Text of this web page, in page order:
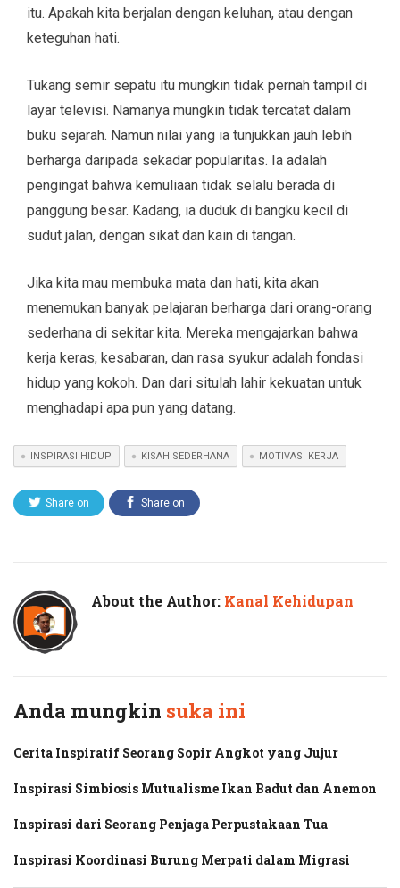
itu. Apakah kita berjalan dengan keluhan, atau dengan
keteguhan hati.
Tukang semir sepatu itu mungkin tidak pernah tampil di
layar televisi. Namanya mungkin tidak tercatat dalam
buku sejarah. Namun nilai yang ia tunjukkan jauh lebih
berharga daripada sekadar popularitas. Ia adalah
pengingat bahwa kemuliaan tidak selalu berada di
panggung besar. Kadang, ia duduk di bangku kecil di
sudut jalan, dengan sikat dan kain di tangan.
Jika kita mau membuka mata dan hati, kita akan
menemukan banyak pelajaran berharga dari orang-orang
sederhana di sekitar kita. Mereka mengajarkan bahwa
kerja keras, kesabaran, dan rasa syukur adalah fondasi
hidup yang kokoh. Dan dari situlah lahir kekuatan untuk
menghadapi apa pun yang datang.
INSPIRASI HIDUP KISAH SEDERHANA MOTIVASI KERJA
Share on Share on
About the Author: Kanal Kehidupan
Anda mungkin suka ini
Cerita Inspiratif Seorang Sopir Angkot yang Jujur
Inspirasi Simbiosis Mutualisme Ikan Badut dan Anemon
Inspirasi dari Seorang Penjaga Perpustakaan Tua
Inspirasi Koordinasi Burung Merpati dalam Migrasi